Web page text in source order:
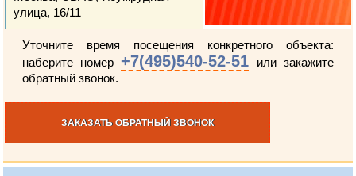
улица, 16/11
Уточните время посещения конкретного объекта:
наберите номер+7(495)540-52-51 или закажите
обратный звонок.
ЗАКАЗАТЬ ОБРАТНЫЙ ЗВОНОК